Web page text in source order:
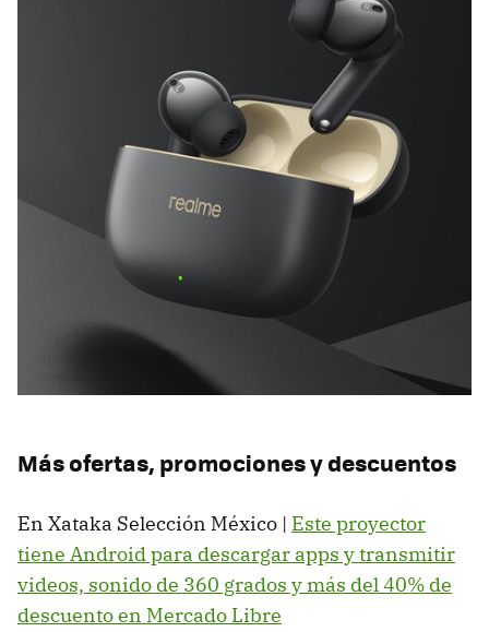
Más ofertas, promociones y descuentos
En Xataka Selección México | Este proyector
tiene Android para descargar apps y transmitir
videos, sonido de 360 grados y más del 40% de
descuento en Mercado Libre